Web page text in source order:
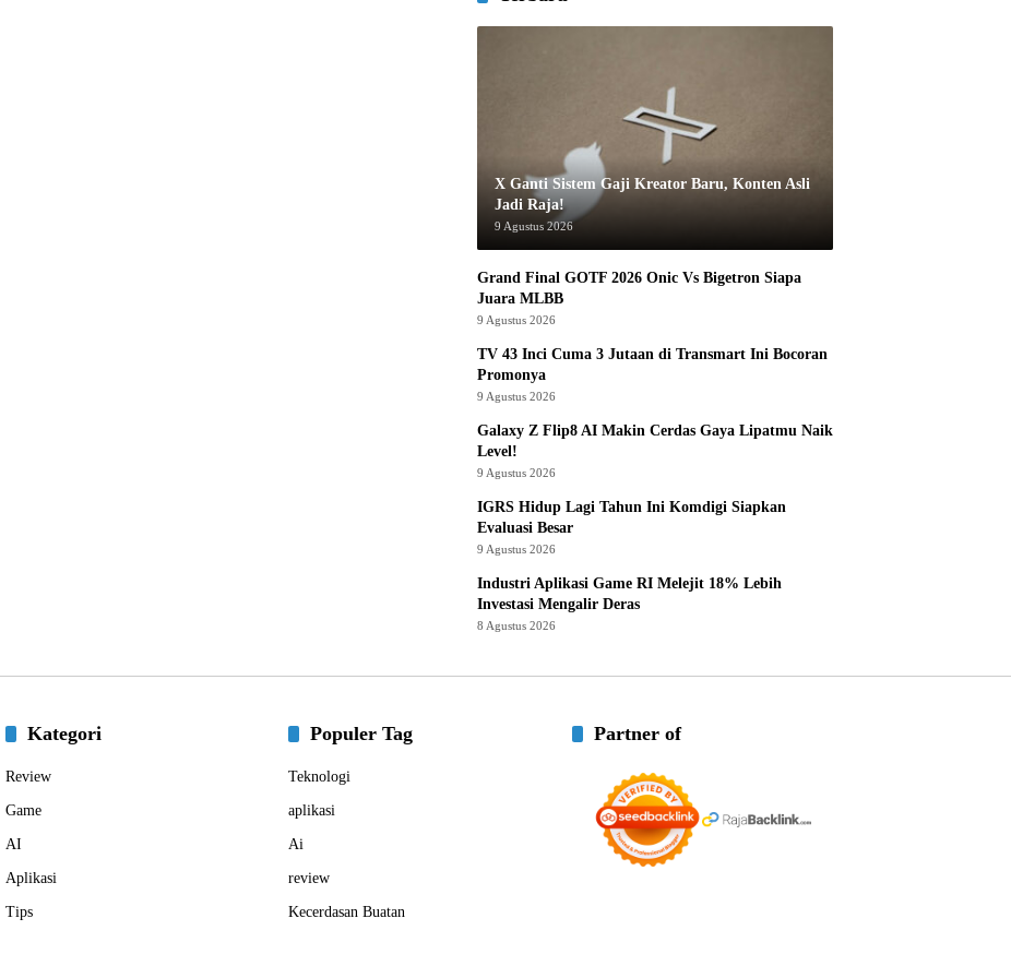
X Ganti Sistem Gaji Kreator Baru, Konten Asli
Jadi Raja!
9 Agustus 2026
Grand Final GOTF 2026 Onic Vs Bigetron Siapa
Juara MLBB
9 Agustus 2026
TV 43 Inci Cuma 3 Jutaan di Transmart Ini Bocoran
Promonya
9 Agustus 2026
Galaxy Z Flip8 AI Makin Cerdas Gaya Lipatmu Naik
Level!
9 Agustus 2026
IGRS Hidup Lagi Tahun Ini Komdigi Siapkan
Evaluasi Besar
9 Agustus 2026
Industri Aplikasi Game RI Melejit 18% Lebih
Investasi Mengalir Deras
8 Agustus 2026
Kategori
Review
Game
AI
Aplikasi
Tips
Populer Tag
Teknologi
aplikasi
Ai
review
Kecerdasan Buatan
Partner of